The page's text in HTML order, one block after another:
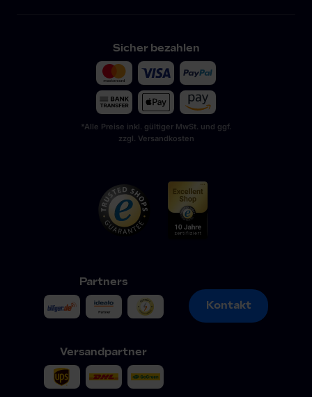
Sicher bezahlen
*Alle Preise inkl. gültiger MwSt. und ggf.
zzgl. Versandkosten
Partners
Versandpartner
Kontakt
Kontakt